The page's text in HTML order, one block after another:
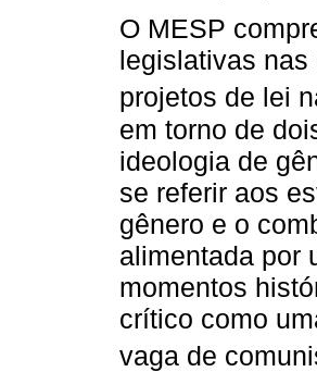
O MESP
legislativas
projetos de lei
em torno de
ideologia de
se referir aos
gênero e o
alimentada por
momentos
crítico como
vaga de